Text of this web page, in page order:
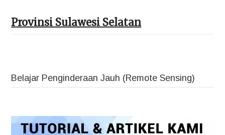
Provinsi Sulawesi Selatan
Belajar Penginderaan Jauh (Remote Sensing)